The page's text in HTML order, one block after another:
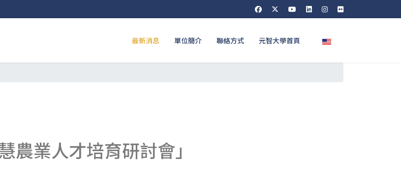
最新消息 單位簡介 聯絡方式 元智大學首頁 選擇你的語言
農業人才培育研討會」